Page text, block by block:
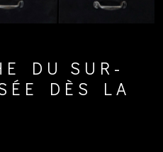
DU SUR-
DÈS LA